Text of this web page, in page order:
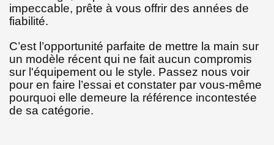
impeccable, prête à vous offrir des années de
fiabilité.
C’est l’opportunité parfaite de mettre la main sur
un modèle récent qui ne fait aucun compromis
sur l'équipement ou le style. Passez nous voir
pour en faire l’essai et constater par vous-même
pourquoi elle demeure la référence incontestée
de sa catégorie.